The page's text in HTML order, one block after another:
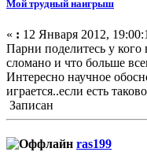
Мой трудный наигрыш
« : 12 Января 2012,
Парни поделитесь у
сломано и что больше
Интересно научное
играется..если есть
Записан
ras199